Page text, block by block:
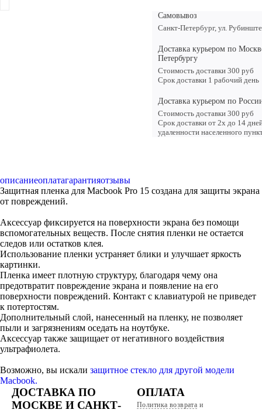
Самовывоз
Санкт-Петербург, ул.
Доставка курьером по
Петербургу
Стоимость доставки 300 руб
Срок доставки 1 рабочий день
Доставка курьером по
Стоимость доставки 300 руб
Срок доставки от 2х до 14
удаленности населенного
описаниеоплатагарантияотзывы
Защитная пленка для Macbook Pro 15 создана для защиты экрана
от повреждений.
Аксессуар фиксируется на поверхности экрана без помощи
вспомогательных веществ. После снятия пленки не остается
следов или остатков клея.
Использование пленки устраняет блики и улучшает яркость
картинки.
Пленка имеет плотную структуру, благодаря чему она
предотвратит повреждение экрана и появление на его
поверхности повреждений. Контакт с клавиатурой не приведет
к потертостям.
Дополнительный слой, нанесенный на пленку, не позволяет
пыли и загрязнениям оседать на ноутбуке.
Аксессуар также защищает от негативного воздействия
ультрафиолета.
Возможно, вы искали защитное стекло для другой модели
Macbook.
ДОСТАВКА ПО
МОСКВЕ И САНКТ-
ОПЛАТА
Политика возврата и